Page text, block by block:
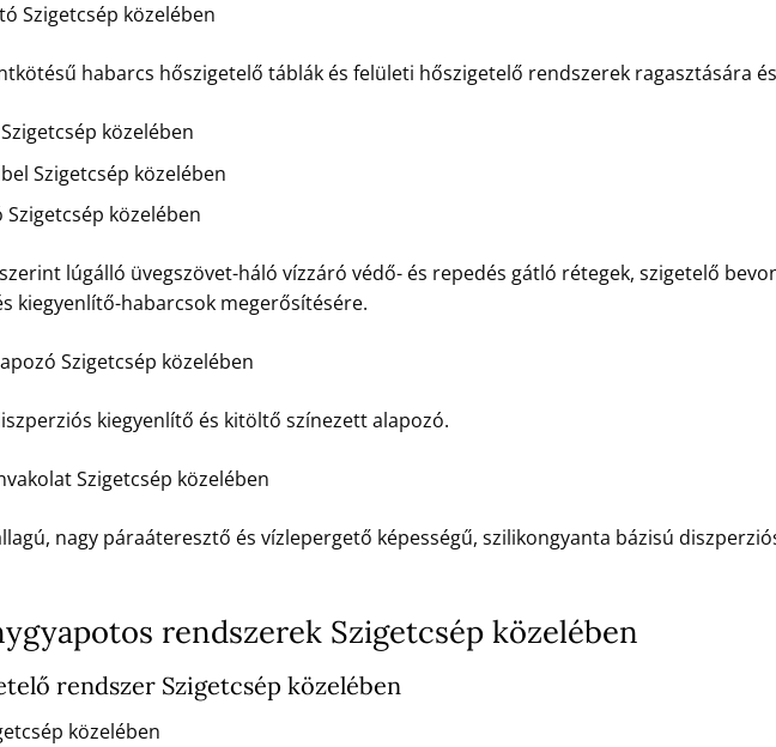
Szigetcsép közelében
habarcs hőszigetelő táblák és felületi hőszigetelő rendszerek ragasztására
közelében
Szigetcsép közelében
közelében
lúgálló üvegszövet-háló vízzáró védő- és repedés gátló rétegek, szigetelő
kiegyenlítő-habarcsok megerősítésére.
Szigetcsép közelében
kiegyenlítő és kitöltő színezett alapozó.
Szigetcsép közelében
nagy páraáteresztő és vízlepergető képességű, szilikongyanta bázisú
rendszerek Szigetcsép közelében
rendszer Szigetcsép közelében
közelében